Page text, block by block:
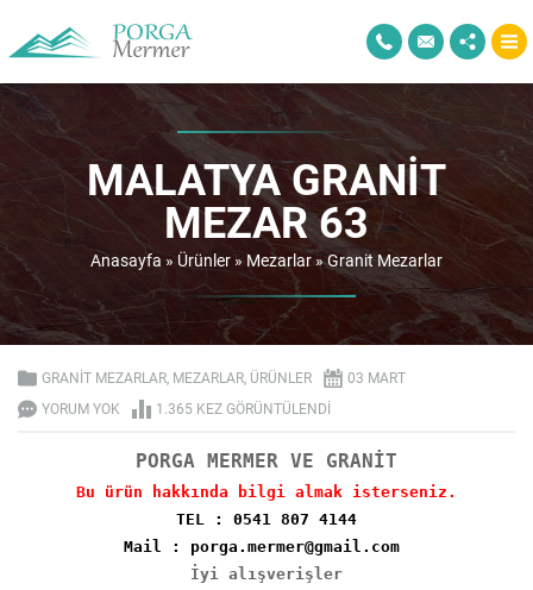
MALATYA GRANIT
MEZAR 63
Anasayfa » Ürünler» Mezarlar»Granit Mezarlar
GRANIT MEZARLAR MEZARLAR ÜRÜNLER
03 MART
YORUM YOK
1.365 KEZ GÖRÜNTÜLENDI
PORGA MERMER VE GRANİT
Bu ürün hakkında bilgi almak isterseniz.
TEL : 0541 807 4144
Mail : porga.mermer@gmail.com
İyi alışverişler